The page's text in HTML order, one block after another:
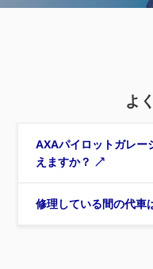
よ
AXAパイロットガレー
えますか？
修理している間の代車